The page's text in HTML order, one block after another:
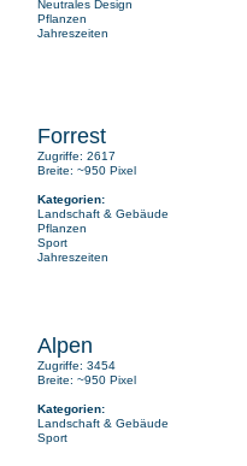
Neutrales Design
Pflanzen
Jahreszeiten
Forrest
Zugriffe: 2617
Breite: ~950 Pixel
Kategorien:
Landschaft & Gebäude
Pflanzen
Sport
Jahreszeiten
Alpen
Zugriffe: 3454
Breite: ~950 Pixel
Kategorien:
Landschaft & Gebäude
Sport